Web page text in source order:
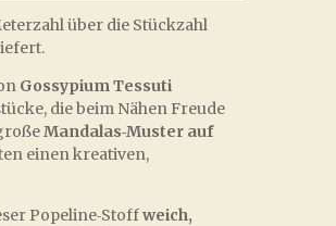
über die Stückzahl
Gossypium Tessuti
die beim Nähen Freude
Mandalas‑Muster auf
einen kreativen,
Popeline‑Stoffweich,